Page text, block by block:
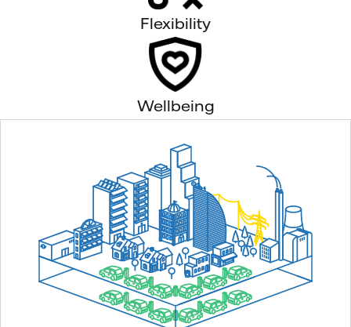
Flexibility
Wellbeing